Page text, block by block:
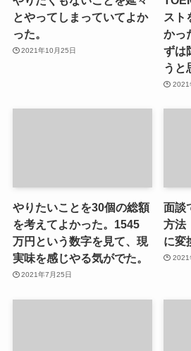
とやってしまっていてよか
った。
2021年10月25日
スト
かっ
ずは
うと
2021
やりたいことを30個の総額
を考えてよかった。1545
万円という数字を見て、現
実味を感じやる気がでた。
2021年7月25日
面談
方法
に変
2021